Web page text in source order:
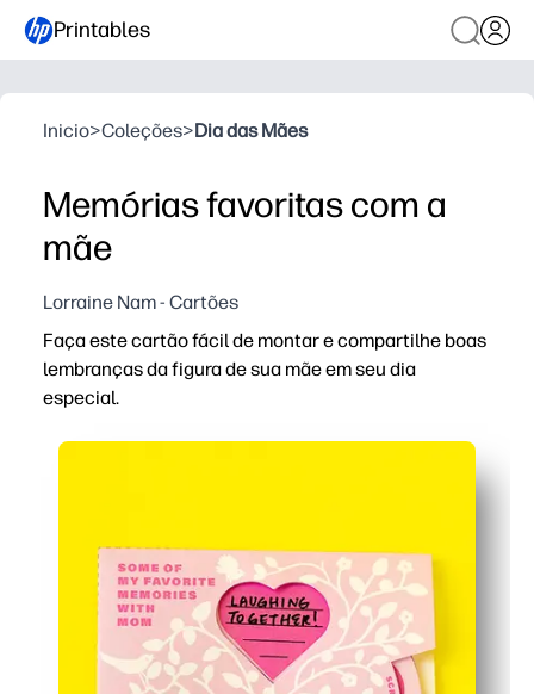
Printables
Inicio>Coleções>Dia das Mães
Memórias favoritas com a
mãe
Lorraine Nam - Cartões
Faça este cartão fácil de montar e compartilhe boas
lembranças da figura de sua mãe em seu dia
especial.
Simplicidade de imprimir e usar: você pode cortar,
Instruções para crianças incentivam mensagens
Valor de lembrança: um cartão personalizado que